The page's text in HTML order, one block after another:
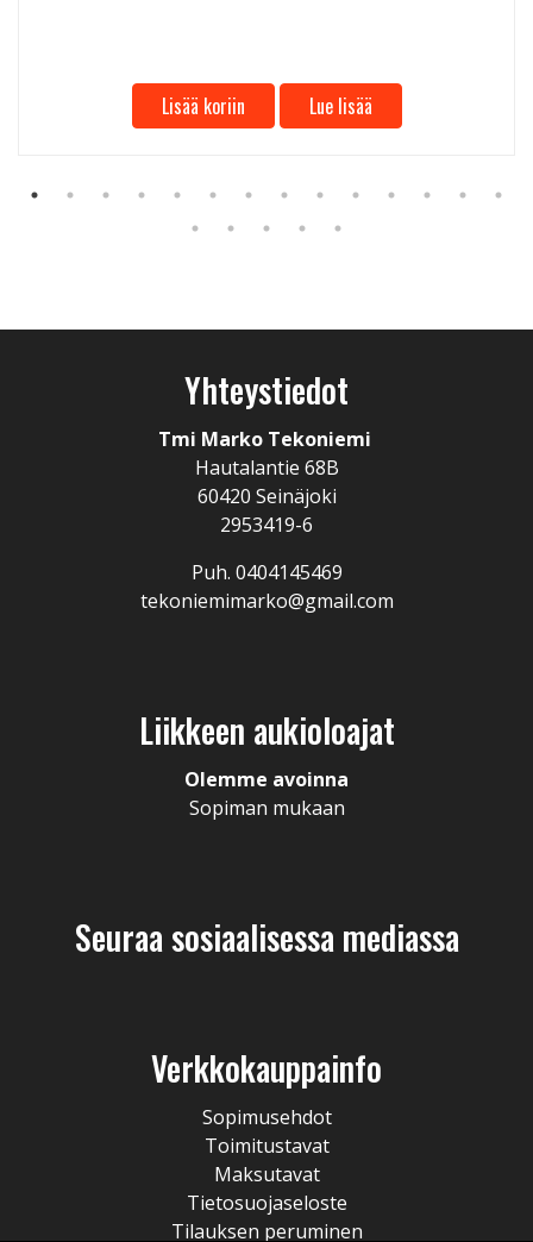
Lisää koriin Lue lisää
Yhteystiedot
Tmi Marko Tekoniemi
Hautalantie 68B
60420 Seinäjoki
2953419-6
Puh. 0404145469
tekoniemimarko@gmail.com
Liikkeen aukioloajat
Olemme avoinna
Sopiman mukaan
Seuraa sosiaalisessa mediassa
Verkkokauppainfo
Sopimusehdot
Toimitustavat
Maksutavat
Tietosuojaseloste
Tilauksen peruminen